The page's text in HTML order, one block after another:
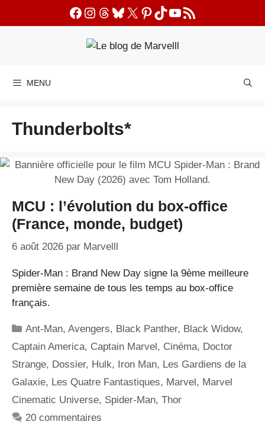
Facebook
Instagram
Threads
Bluesky
X Pinterest
TikTok
YouTube
Flux RSS
MENU
Thunderbolts*
MCU : l’évolution du box-office
(France, monde, budget)
6 août 2026 par Marvelll
Spider-Man : Brand New Day signe la 9ème meilleure
première semaine de tous les temps au box-office
français.
Catégories
Ant-Man,Avengers, Black Panther, Black Widow,
Captain America, Captain Marvel, Cinéma, Doctor
Strange, Dossier, Hulk, Iron Man, Les Gardiens de la
Galaxie, Les Quatre Fantastiques, Marvel, Marvel
Cinematic Universe, Spider-Man, Thor
20 commentaires